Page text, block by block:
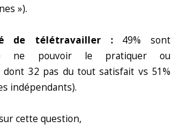
»).
de télétravailler : 49% sont
ne pouvoir le pratiquer ou
dont 32 pas du tout satisfait vs 51%
indépendants).
cette question,